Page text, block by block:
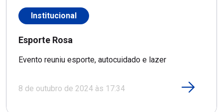
Institucional
Esporte Rosa
Evento reuniu esporte, autocuidado e lazer
8 de outubro de 2024 às 17:34